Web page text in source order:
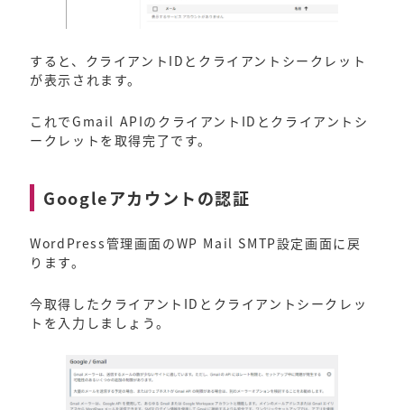
すると、クライアントIDとクライアントシークレット
が表示されます。
これでGmail APIのクライアントIDとクライアントシ
ークレットを取得完了です。
Googleアカウントの認証
WordPress管理画面のWP Mail SMTP設定画面に戻
ります。
今取得したクライアントIDとクライアントシークレッ
トを入力しましょう。